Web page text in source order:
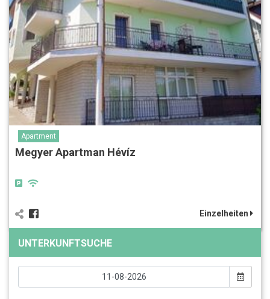
Apartment
Megyer Apartman Hévíz
Einzelheiten
UNTERKUNFTSUCHE